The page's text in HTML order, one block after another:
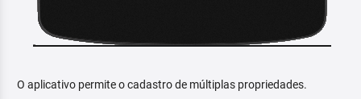
O aplicativo permite o cadastro de múltiplas propriedades.